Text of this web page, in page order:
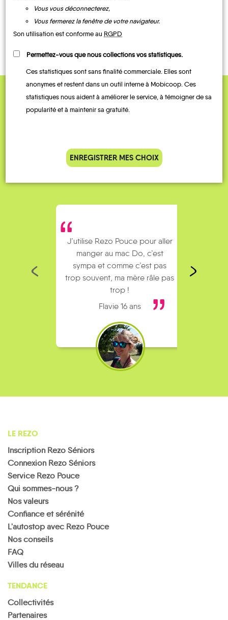
CONTACTEZ-NOUS !
QUELQUES
J’utilise Rezo Pouce pour aller
manger au mac Do, c’est
sympa et comme c’est pas
trop souvent, ma mère râle pas
trop !
Flavie 16 ans
LE REZO
Inscription Rezo Séniors
Connexion Rezo Séniors
Service Rezo Pouce
Qui sommes-nous ?
Nos valeurs
Confiance et sérénité
L'autostop avec Rezo Pouce
Nos conseils
FAQ
Villes du réseau
TENDANCE
Collectivités
Partenaires
Vous vous déconnecterez,
Vous fermerez la fenêtre de votre navigateur.
Son utilisation est conforme au RGPD
Permettez-vous que nous collections vos statistiques.
Ces statistiques sont sans finalité commerciale. Elles sont
anonymes et restent dans un outil interne à Mobicoop. Ces
statistiques nous aident à améliorer le service, à témoigner de sa
popularité et à maintenir sa gratuité.
ENREGISTRER MES CHOIX